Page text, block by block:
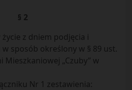
§ 2
z dniem podjęcia i
w sposób określony w § 89 ust.
Mieszkaniowej „Czuby” w
Nr 1 zestawienia: